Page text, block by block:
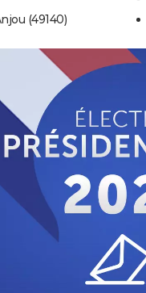
(49140)